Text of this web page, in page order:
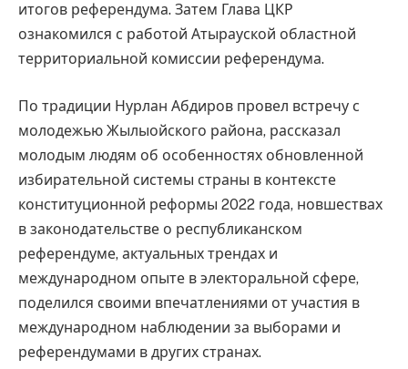
итогов референдума. Затем Глава ЦКР
ознакомился с работой Атырауской областной
территориальной комиссии референдума.
По традиции Нурлан Абдиров провел встречу с
молодежью Жылыойского района, рассказал
молодым людям об особенностях обновленной
избирательной системы страны в контексте
конституционной реформы 2022 года, новшествах
в законодательстве о республиканском
референдуме, актуальных трендах и
международном опыте в электоральной сфере,
поделился своими впечатлениями от участия в
международном наблюдении за выборами и
референдумами в других странах.